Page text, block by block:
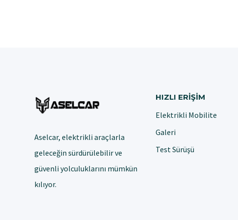
Aselcar, elektrikli araçlarla
geleceğin sürdürülebilir ve
güvenli yolculuklarını mümkün
kılıyor.
HIZLI ERIŞIM
Elektrikli Mobilite
Galeri
Test Sürüşü